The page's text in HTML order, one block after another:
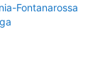
Fontanarossa